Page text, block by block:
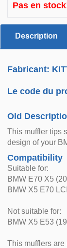
Pas en
Description
Fabricant:
Le code du
Old
This muffler tips
design of your
Compatibility
Suitable for:
BMW E70 X5
BMW X5 E70
Not suitable for:
BMW X5 E53
This mufflers